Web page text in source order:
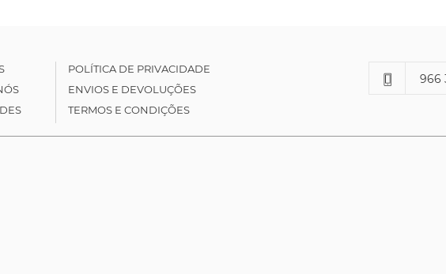
POLÍTICA DE PRIVACIDADE
ENVIOS E DEVOLUÇÕES
TERMOS E CONDIÇÕES
966